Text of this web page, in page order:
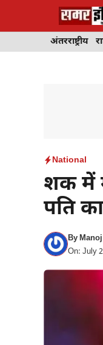
अंतरराष्ट्रीय
National
शक में
पति
By
On: July